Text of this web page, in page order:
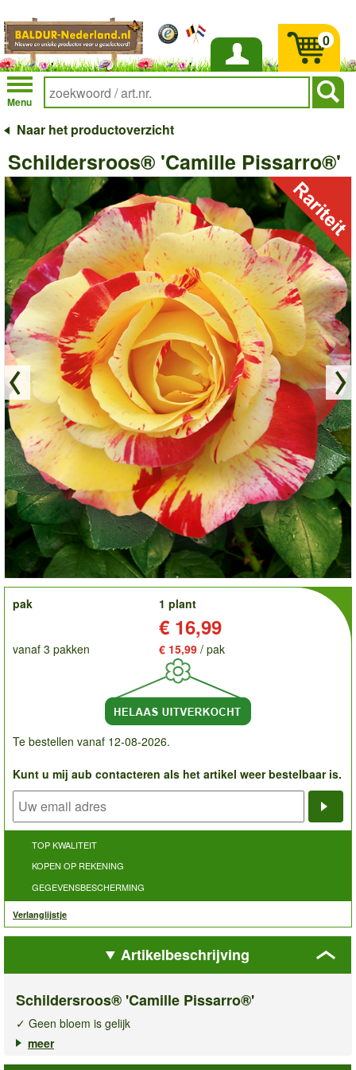
Inloggen
Menu
0
Naar het productoverzicht
Schildersroos® 'Camille Pissarro®'
order
pak
1 plant
€ 16,99
vanaf 3 pakken € 15,99 / pak
Te bestellen vanaf 12-08-2026.
Kunt u mij aub contacteren als het artikel weer bestelbaar is.
TOP KWALITEIT
KOPEN OP REKENING
GEGEVENSBESCHERMING
Verlanglijstje
Artikelbeschrijving
Schildersroos® 'Camille Pissarro®'
✓ Geen bloem is gelijk
✓ Fruitig frisse geur
meer